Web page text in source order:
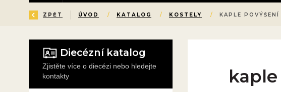
ZPĚT ÚVOD / KATALOG / KOSTELY / KAPLE
Diecézní katalog
Zjistěte více o diecézi nebo hledejte
kontakty
kaple